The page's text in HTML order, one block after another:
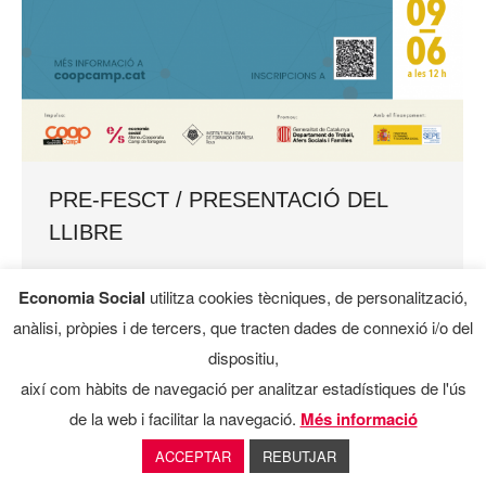
PRE-FESCT / PRESENTACIÓ DEL
LLIBRE
FIRA D’ECONOMIA SOLIDÀRIA DEL CAMP DE
TARRAGONA PRESENTACIÓ DEL LLIBRE:
“L’economia social i solidària a Catalunya.
Fonaments teòrics i reptes estratègics” 09…
Economia Social utilitza cookies tècniques, de personalització,
anàlisi, pròpies i de tercers, que tracten dades de connexió i/o del
dispositiu,
així com hàbits de navegació per analitzar estadístiques de l'ús
de la web i facilitar la navegació. Més informació
ACCEPTAR REBUTJAR